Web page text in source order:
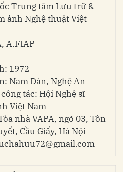
Trung tâm Lưu trữ &
ảnh Nghệ thuật Việt
A.FIAP
1972
Nam Đàn, Nghệ An
tác: Hội Nghệ sĩ
Việt Nam
nhà VAPA, ngõ 03, Tôn
Cầu Giấy, Hà Nội